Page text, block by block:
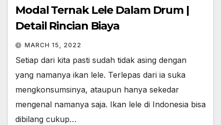
Modal Ternak Lele Dalam Drum |
Detail Rincian Biaya
MARCH 15, 2022
Setiap dari kita pasti sudah tidak asing dengan
yang namanya ikan lele. Terlepas dari ia suka
mengkonsumsinya, ataupun hanya sekedar
mengenal namanya saja. Ikan lele di Indonesia bisa
dibilang cukup…